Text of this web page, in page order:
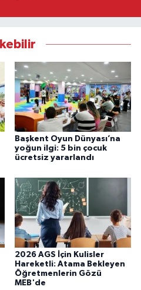
Başkent Oyun Dünyası’na
yoğun ilgi: 5 bin çocuk
ücretsiz yararlandı
2026 AGS İçin Kulisler
Hareketli: Atama Bekleyen
Öğretmenlerin Gözü
MEB'de